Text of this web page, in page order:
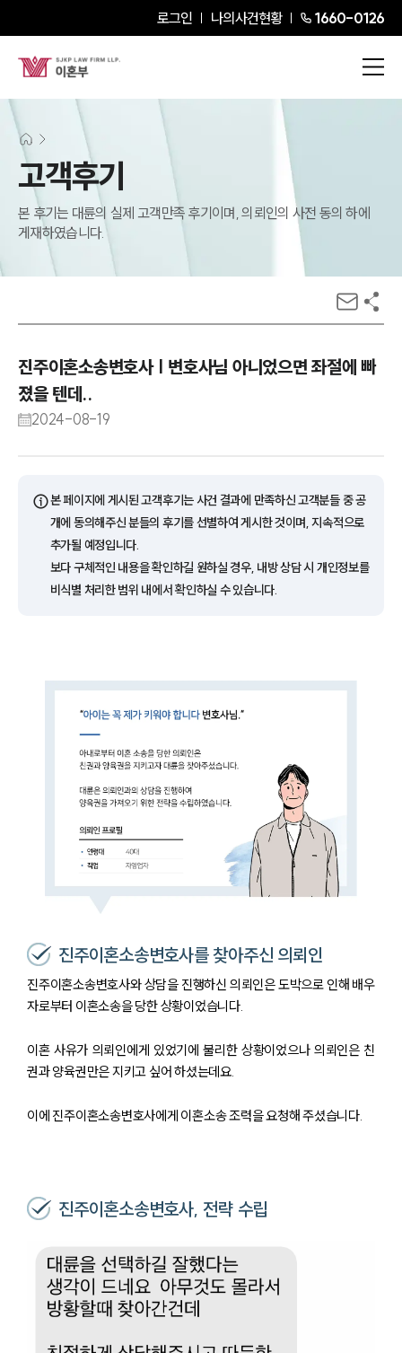
로그인 나의사건현황 1660-0126
고객후기
본 후기는 대륜의 실제 고객만족 후기이며, 의뢰인의 사전 동의 하에
게재하였습니다.
진주이혼소송변호사 | 변호사님 아니었으면 좌절에 빠
졌을 텐데..
2024-08-19
ⓘ본 페이지에 게시된 고객후기는 사건 결과에 만족하신 고객분들 중 공
개에 동의해주신 분들의 후기를 선별하여 게시한 것이며, 지속적으로
추가될 예정입니다.
보다 구체적인 내용을 확인하길 원하실 경우, 내방 상담 시 개인정보를
비식별 처리한 범위 내에서 확인하실 수 있습니다.
진주이혼소송변호사를 찾아주신 의뢰인
진주이혼소송변호사와 상담을 진행하신 의뢰인은 도박으로 인해 배우
자로부터 이혼소송을 당한 상황이었습니다.
이혼 사유가 의뢰인에게 있었기에 불리한 상황이었으나 의뢰인은 친
권과 양육권만은 지키고 싶어 하셨는데요.
이에 진주이혼소송변호사에게 이혼소송 조력을 요청해 주셨습니다.
진주이혼소송변호사, 전략 수립